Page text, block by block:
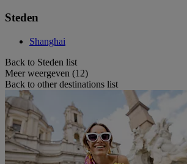
Steden
Shanghai
Back to Steden list
Meer weergeven (12)
Back to other destinations list